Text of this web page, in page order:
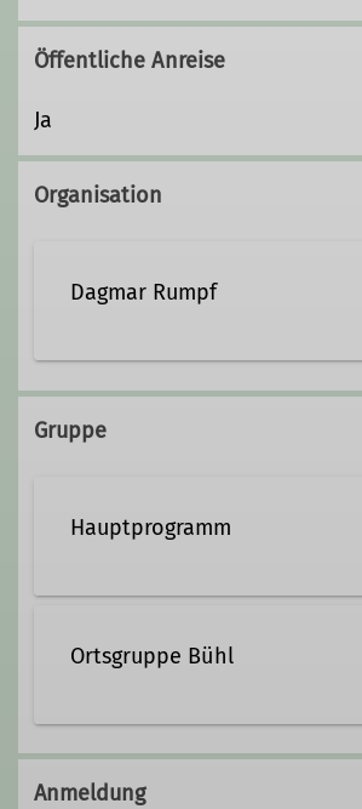
Öffentliche Anreise
Ja
Organisation
Dagmar Rumpf
+49 7221 804460
Gruppe
Hauptprogramm
Ortsgruppe Bühl
Anmeldung